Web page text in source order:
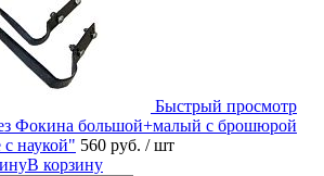
Быстрый просмотр
Фокина большой+малый с брошюрой
наукой" 560 руб. / шт
В корзину